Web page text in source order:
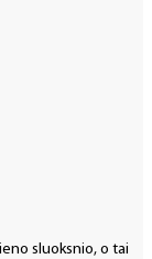
sluoksnio, o tai